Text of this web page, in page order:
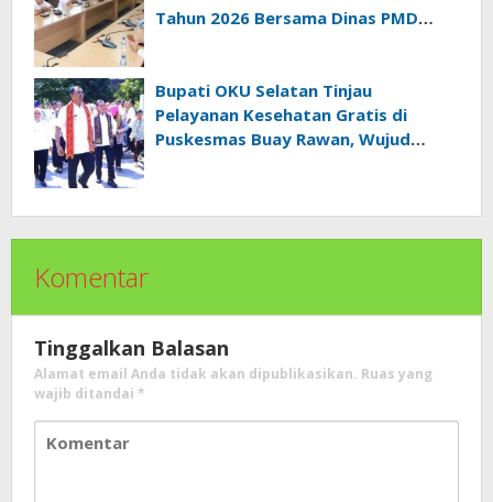
Tahun 2026 Bersama Dinas PMD
Bupati OKU Selatan Tinjau
Pelayanan Kesehatan Gratis di
Puskesmas Buay Rawan, Wujud
Komentar
Tinggalkan Balasan
Alamat email Anda tidak akan dipublikasikan. Ruas yang
wajib ditandai *